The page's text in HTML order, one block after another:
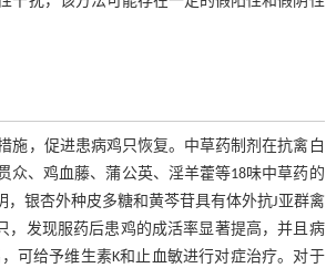
施，促进患病鸡只恢复。中草药制剂在抗禽白
众、鸡血藤、蒲公英、淫羊藿等18味中草药的
，银杏外种皮多糖和黄芩苷具有体外抗J亚群禽
，发现服药后患鸡的成活率显著提高，并且病
可给予维生素K和止血敏进行对症治疗。对于